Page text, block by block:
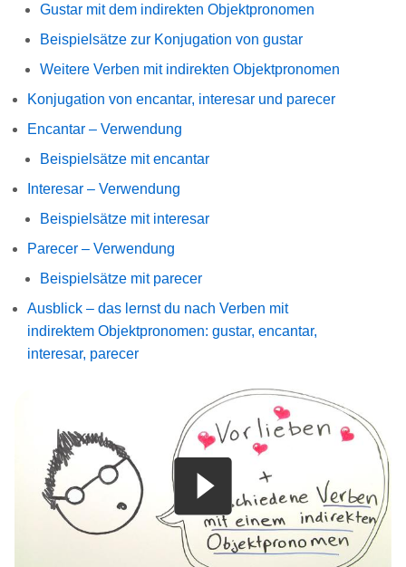
Gustar mit dem indirekten Objektpronomen
Beispielsätze zur Konjugation von gustar
Weitere Verben mit indirekten Objektpronomen
Konjugation von encantar, interesar und parecer
Encantar – Verwendung
Beispielsätze mit encantar
Interesar – Verwendung
Beispielsätze mit interesar
Parecer – Verwendung
Beispielsätze mit parecer
Ausblick – das lernst du nach Verben mit
indirektem Objektpronomen: gustar, encantar,
interesar, parecer